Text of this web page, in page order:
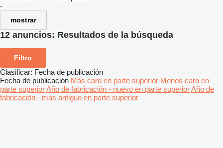
-
mostrar
12 anuncios: Resultados de la búsqueda
Filtro
Clasificar: Fecha de publicación
Fecha de publicación Más caro en parte superior Menos caro en
parte superiorAño de fabricación - nuevo en parte superiorAño de
fabricación - más antiguo en parte superior